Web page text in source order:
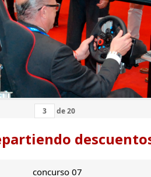
de20
concurso 07